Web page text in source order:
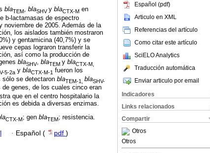
Español (pdf)
Articulo en XML
Referencias del artículo
Como citar este artículo
SciELO Analytics
Traducción automática
Enviar articulo por email
Indicadores
Links relacionados
Compartir
Otros
Otros
blaTEM blaSHVy blaCTX-M en
b-lactamasas de espectro
noviembre de 2005. Además de la
los aislados también mostraron
y gentamicina (40,7%) y se
cepas lograron transferir la
así como la producción de
blaSHV, blaTEM y blaCTX-M,
5-2a y blaCTX-M-1 fueron los
sólo se detectaron blaTEM-1, blaSHV-
genes, de los cuales cinco eran
que en el centro hospitalario la
es debida a diversas enzimas.
CTX-M; gen blaTEM; resistencia.
· Español ( pdf )